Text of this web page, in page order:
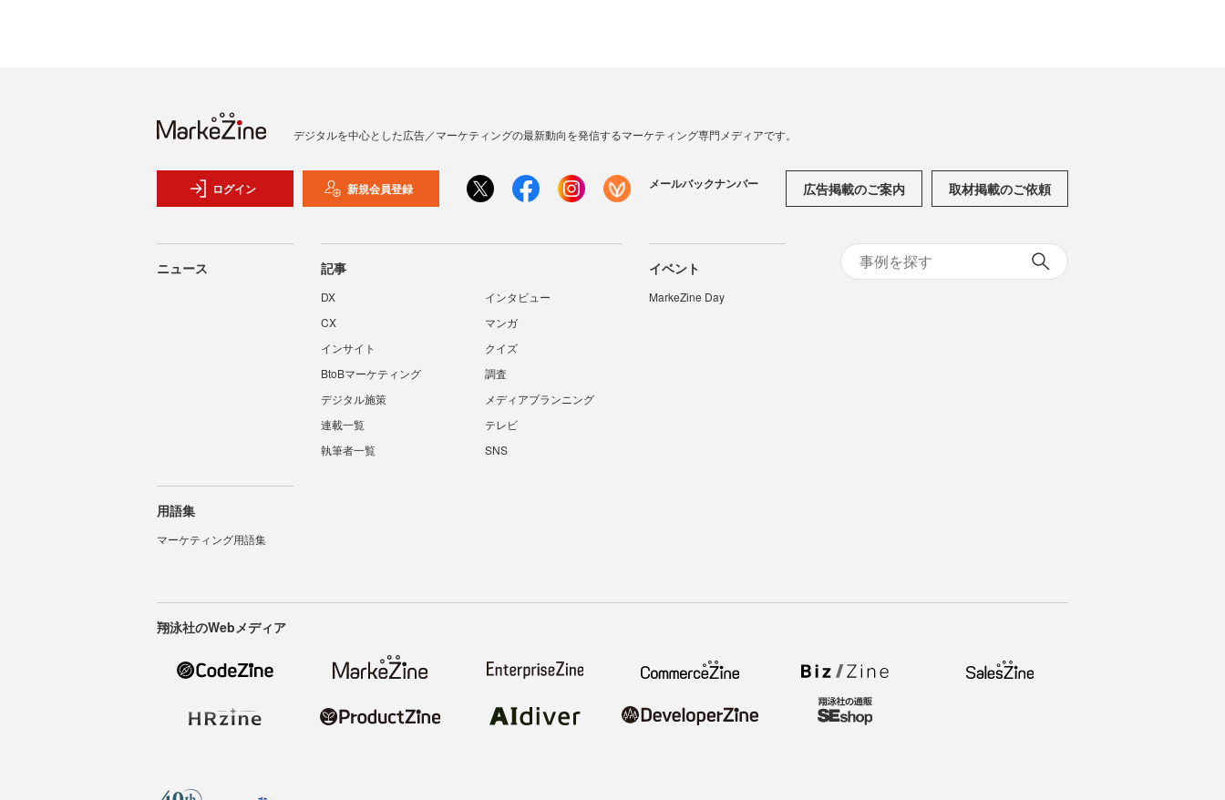
デジタルを中心とした広告／マーケティングの最新動向を発信するマーケティング専門メディアです。
ログイン 新規会員登録 メールバックナンバー 広告掲載のご案内 取材掲載のご依頼
ニュース 記事
DX
インタビュー
CX
マンガ
インサイト
クイズ
BtoBマーケティング
調査
デジタル施策
メディアプランニング
連載一覧
テレビ
執筆者一覧
SNS
イベント
MarkeZine Day
用語集
マーケティング用語集
翔泳社のWebメディア